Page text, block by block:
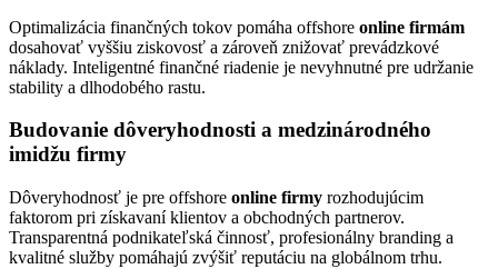
Optimalizácia finančných tokov pomáha offshore online firmám
dosahovať vyššiu ziskovosť a zároveň znižovať prevádzkové
náklady. Inteligentné finančné riadenie je nevyhnutné pre udržanie
stability a dlhodobého rastu.
Budovanie dôveryhodnosti a medzinárodného
imidžu firmy
Dôveryhodnosť je pre offshore online firmy rozhodujúcim
faktorom pri získavaní klientov a obchodných partnerov.
Transparentná podnikateľská činnosť, profesionálny branding a
kvalitné služby pomáhajú zvýšiť reputáciu na globálnom trhu.